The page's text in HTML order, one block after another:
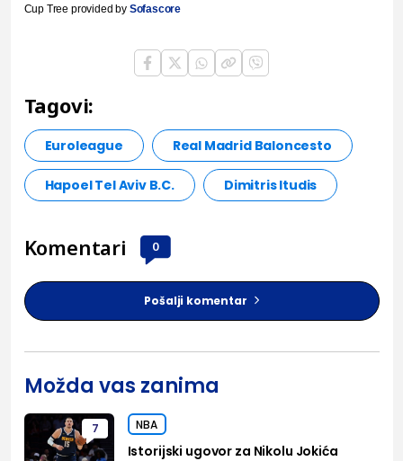
Cup Tree provided by Sofascore
Tagovi:
Euroleague Real Madrid Baloncesto
Hapoel Tel Aviv B.C. Dimitris Itudis
Komentari 0
Pošalji komentar
Možda vas zanima
7 NBA
Istorijski ugovor za Nikolu Jokića